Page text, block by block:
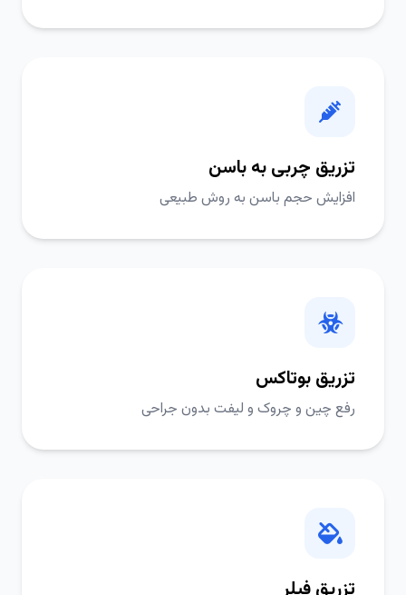
تزریق چربی به باسن
افزایش حجم باسن به روش طبیعی
تزریق بوتاکس
رفع چین و چروک و لیفت بدون جراحی